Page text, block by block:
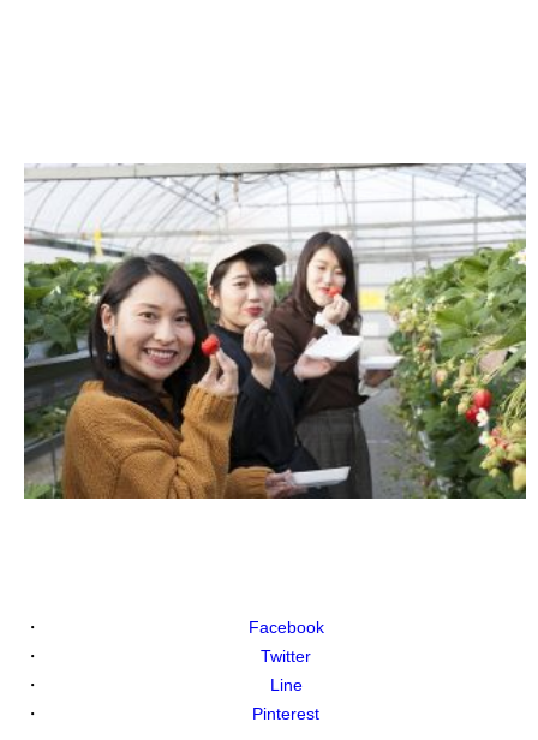
Facebook
Twitter
Line
Pinterest